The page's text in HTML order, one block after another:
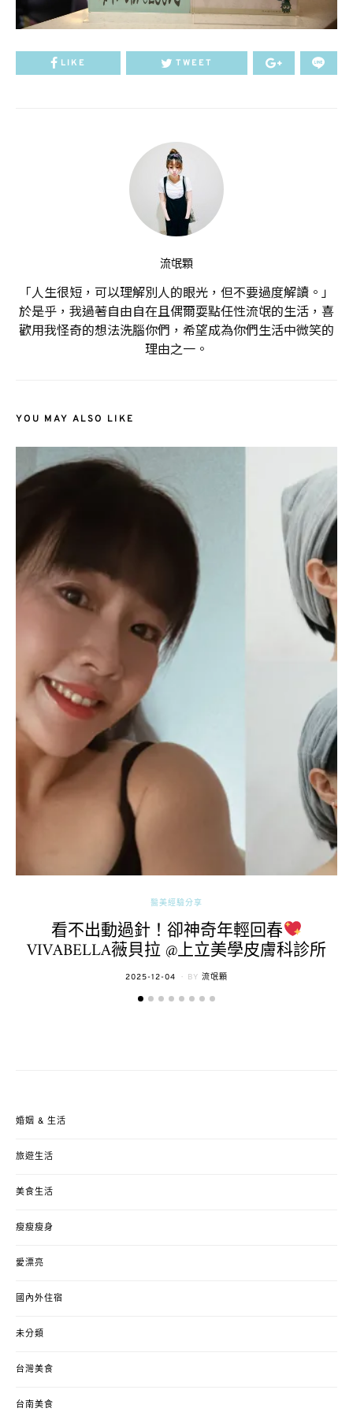
LIKE TWEET
流氓顆
「人生很短，可以理解別人的眼光，但不要過度解讀。」
於是乎，我過著自由自在且偶爾耍點任性流氓的生活，喜
歡用我怪奇的想法洗腦你們，希望成為你們生活中微笑的
理由之一。
YOU MAY ALSO LIKE
醫美經驗分享
看不出動過針！卻神奇年輕回春
VIVABELLA薇貝拉 @上立美學皮膚科診所
POSTED
2025-12-04 BY 流氓顆
婚姻 & 生活
旅遊生活
美食生活
瘦瘦瘦身
愛漂亮
國內外住宿
未分類
台灣美食
台南美食